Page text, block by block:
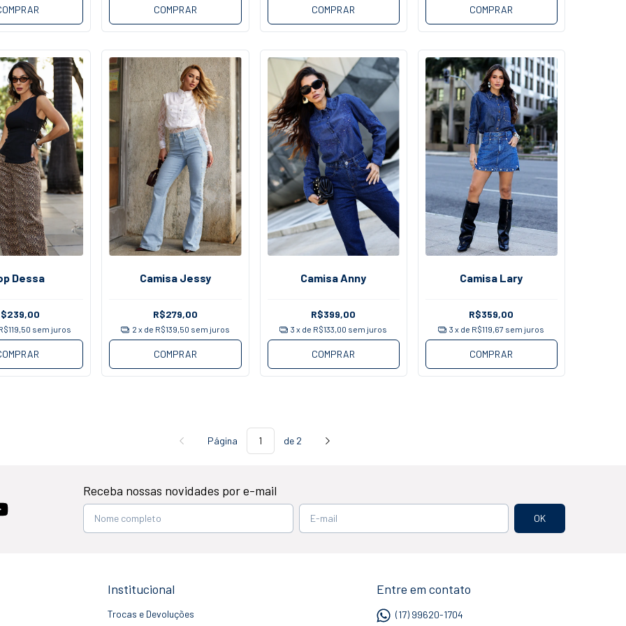
COMPRAR COMPRAR COMPRAR
Dessa
sem juros
Camisa Jessy
R$279,00
2 x de R$139,50 sem juros
COMPRAR
Camisa Anny
R$399,00
3 x de R$133,00 sem juros
COMPRAR
Camisa Lary
R$359,00
3 x de R$119,67 sem juros
COMPRAR
Página de 2
Receba nossas novidades por e-mail
Institucional
Trocas e Devoluções
Entre em contato
(17) 99620-1704